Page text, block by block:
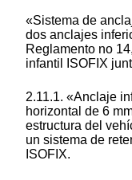
«Sistema de
dos anclajes
Reglamento no
infantil ISOFIX
2.11.1. «Anclaje
horizontal de 6
estructura del
un sistema de
ISOFIX.